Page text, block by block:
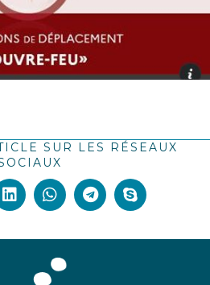
SUR LES RÉSEAUX